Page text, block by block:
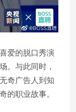
爱的脱口秀演
。与此同时，
奇广告人到知
的职业故事。